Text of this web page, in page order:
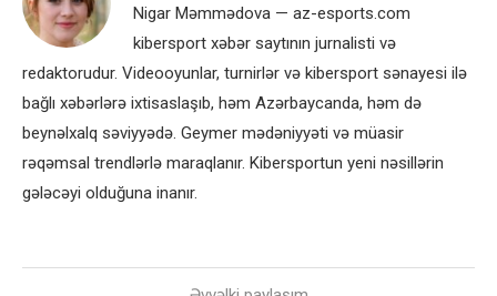
Nigar Məmmədova — az-esports.com
kibersport xəbər saytının jurnalisti və
redaktorudur. Videooyunlar, turnirlər və kibersport sənayesi ilə
bağlı xəbərlərə ixtisaslaşıb, həm Azərbaycanda, həm də
beynəlxalq səviyyədə. Geymer mədəniyyəti və müasir
rəqəmsal trendlərlə maraqlanır. Kibersportun yeni nəsillərin
gələcəyi olduğuna inanır.